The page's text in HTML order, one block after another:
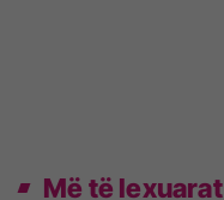
Më të lexuarat